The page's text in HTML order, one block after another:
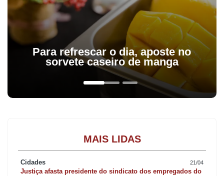
Para refrescar o dia, aposte no
sorvete caseiro de manga
MAIS LIDAS
Cidades 21/04
Justiça afasta presidente do sindicato dos empregados do